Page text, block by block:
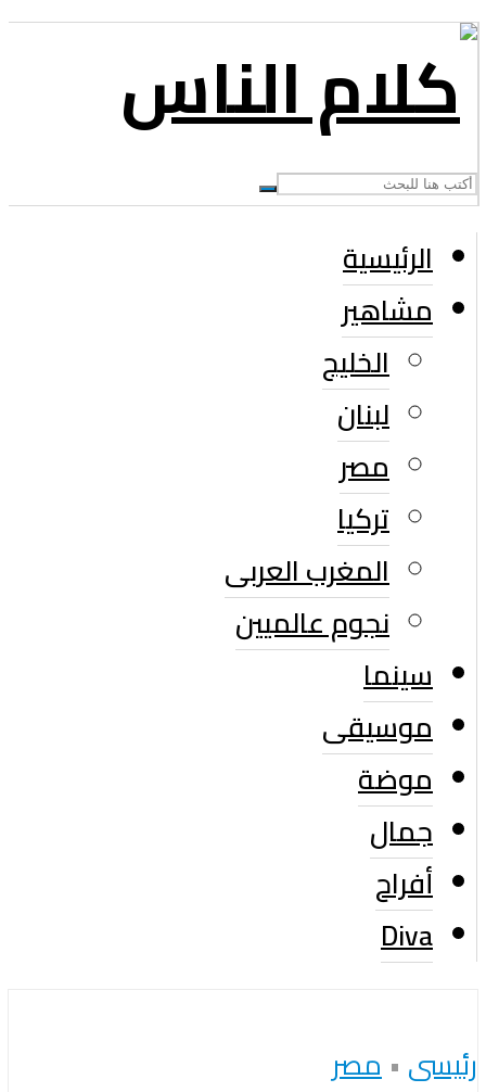
الرئيسية
مشاهير
الخليج
لبنان
مصر
تركيا
المغرب العربى
نجوم عالميين
سينما
موسيقى
موضة
جمال
أفراح
Diva
رئيسى •مصر